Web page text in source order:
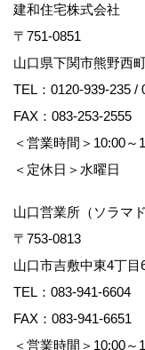
建和住宅株式会社
〒751-0851
山口県下関市熊野西
TEL： 0120-939-235 /
FAX：083-253-2555
＜営業時間＞10:00
＜定休日＞水曜日
山口営業所（ソラマ
〒753-0813
山口市吉敷中東4丁
TEL： 083-941-6604
FAX：083-941-6651
＜営業時間＞10:00